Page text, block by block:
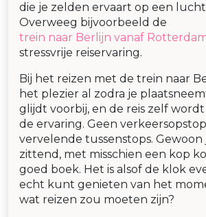
die je zelden ervaart op een
Overweeg bijvoorbeeld de
trein naar Berlijn vanaf
stressvrije reiservaring.
Bij het reizen met de trein naar
het plezier al zodra je
glijdt voorbij, en de reis zelf
de ervaring. Geen
vervelende tussenstops. Gewoon
zittend, met misschien een kop
goed boek. Het is alsof de klok
echt kunt genieten van het
wat reizen zou moeten zijn?